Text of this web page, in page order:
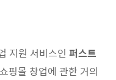
지원 서비스인 퍼스트
핑몰 창업에 관한 거의